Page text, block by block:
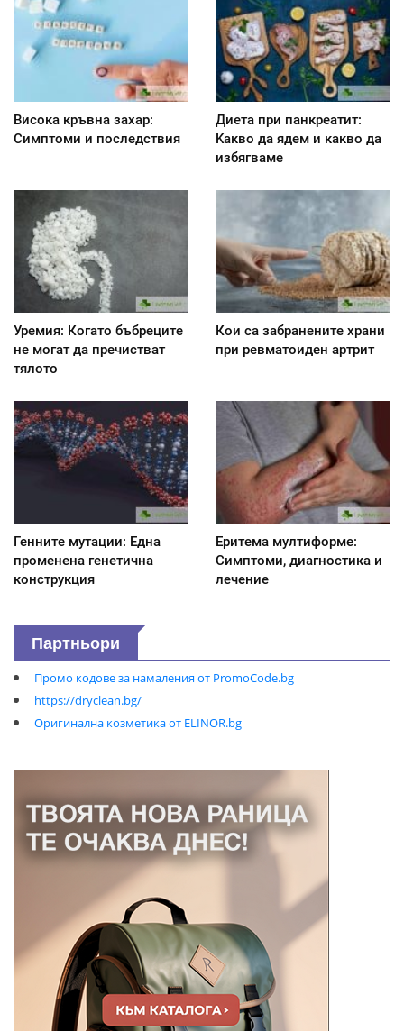
Висока кръвна захар:
Симптоми и последствия
Диета при панкреатит:
Kакво да ядем и какво да
избягваме
Уремия: Когато бъбреците
не могат да пречистват
тялото
Кои са забранените храни
при ревматоиден артрит
Генните мутации: Една
променена генетична
конструкция
Еритема мултиформе:
Симптоми, диагностика и
лечение
Партньори
Промо кодове за намаления от PromoCode.bg
https://dryclean.bg/
Оригинална козметика от ELINOR.bg